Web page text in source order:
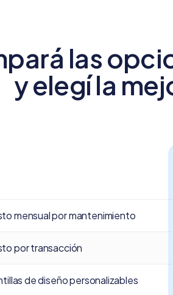
las
y elegí la
mensual por mantenimiento
por transacción
de diseño personalizables